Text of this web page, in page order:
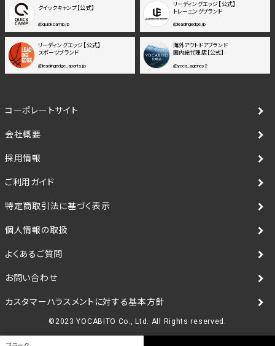
クイックキャンプ【公式】
@quickcamp.jp
リーディングエッジ【公式】
トレーニングブランド
@leadingedge.jp
リーディングエッジ【公式】
スポーツブランド
@leadingedge_sports.jp
海外アウトドアブランド
国内総代理店【公式】
@yoca_agency2
コーポレートサイト
会社概要
採用情報
ご利用ガイド
特定商取引法に基づく表示
個人情報の取扱
よくあるご質問
お問い合わせ
カスタマーハラスメントに対する基本方針
©2023 YOCABITO Co., Ltd. All Rights reserved.